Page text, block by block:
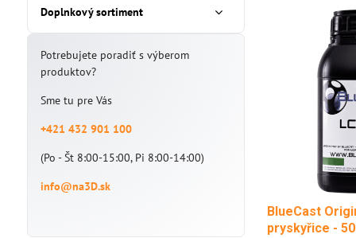
BlueCast
pryskyřice -
Potrebujete poradiť s výberom
produktov?
Sme tu pre Vás
+421 432 901 100
(Po - Št 8:00-15:00, Pi 8:00-14:00)
info@na3D.sk
Doplnkový sortiment